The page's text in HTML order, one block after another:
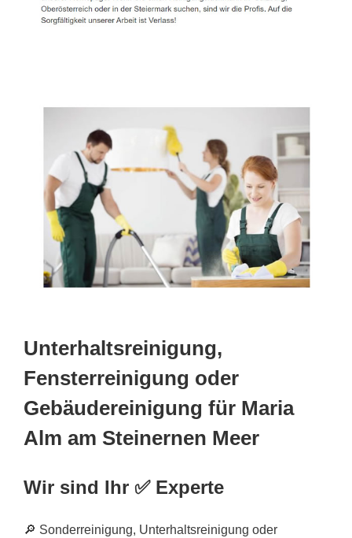
Unterhaltsreinigung,
Fensterreinigung oder
Gebäudereinigung für Maria
Alm am Steinernen Meer
Wir sind Ihr ✅ Experte
🔎 Sonderreinigung, Unterhaltsreinigung oder